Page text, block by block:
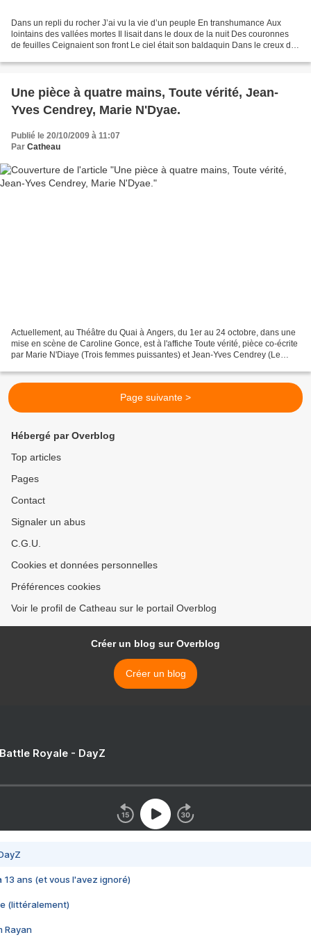
Dans un repli du rocher J’ai vu la vie d’un peuple En transhumance Aux
lointains des vallées mortes Il lisait dans le doux de la nuit Des couronnes
de feuilles Ceignaient son front Le ciel était son baldaquin Dans le creux de
Une pièce à quatre mains, Toute vérité, Jean-
Yves Cendrey, Marie N'Dyae.
Publié le 20/10/2009 à 11:07
Par Catheau
Actuellement, au Théâtre du Quai à Angers, du 1er au 24 octobre, dans une
mise en scène de Caroline Gonce, est à l'affiche Toute vérité, pièce co-écrite
par Marie N'Diaye (Trois femmes puissantes) et Jean-Yves Cendrey (Le
Page suivante >
Hébergé par Overblog
Top articles
Pages
Contact
Signaler un abus
C.G.U.
Cookies et données personnelles
Préférences cookies
Voir le profil de Catheau sur le portail Overblog
Créer un blog sur Overblog
Créer un blog
Royale - DayZ
13 ans (et vous l'avez ignoré)
(littéralement)
Rayan